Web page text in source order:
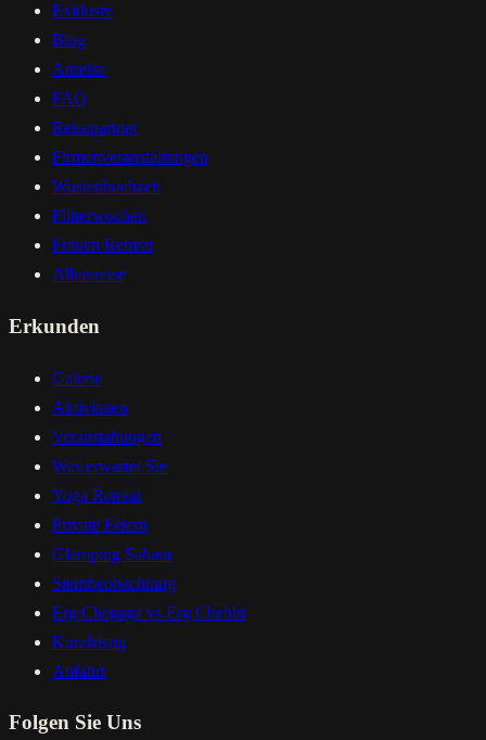
Exklusiv
Blog
Anreise
FAQ
Reisepartner
Firmenveranstaltungen
Wustenhochzeit
Flitterwochen
Frauen Retreat
Alleinreise
Erkunden
Galerie
Aktivitaten
Veranstaltungen
Was erwartet Sie
Yoga Retreat
Private Feiern
Glamping Sahara
Sternbeobachtung
Erg Chegaga vs Erg Chebbi
Kurzfristig
Anfahrt
Folgen Sie Uns